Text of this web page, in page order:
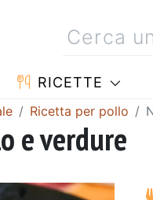
RICETTE
Ricetta per pollo
e verdure